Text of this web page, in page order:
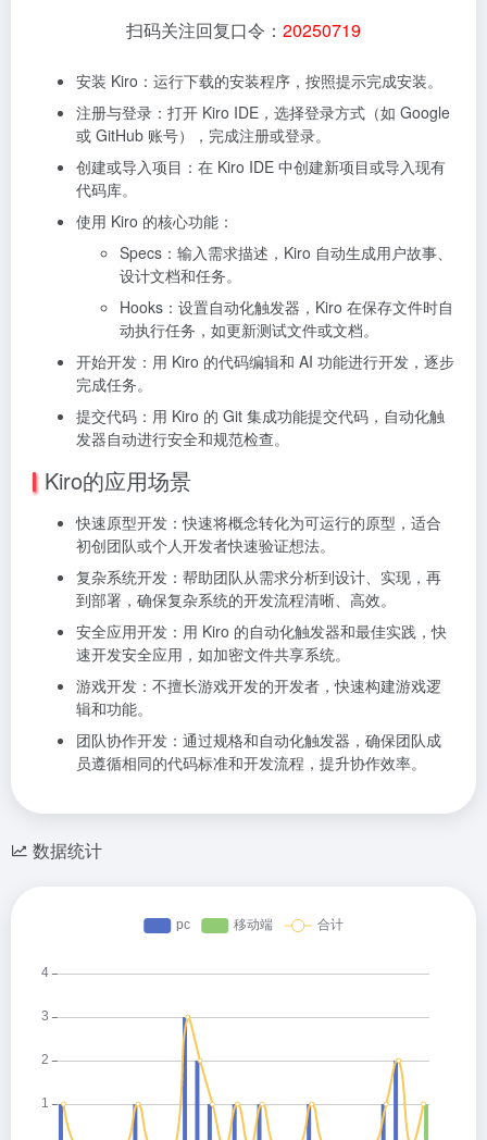
扫码关注回复口令： 20250719
安装 Kiro：运行下载的安装程序，按照提示完成安装。
注册与登录：打开 Kiro IDE，选择登录方式（如 Google
或 GitHub 账号），完成注册或登录。
创建或导入项目：在 Kiro IDE 中创建新项目或导入现有
代码库。
使用 Kiro 的核心功能：
Specs：输入需求描述，Kiro 自动生成用户故事、
设计文档和任务。
Hooks：设置自动化触发器，Kiro 在保存文件时自
动执行任务，如更新测试文件或文档。
开始开发：用 Kiro 的代码编辑和 AI 功能进行开发，逐步
完成任务。
提交代码：用 Kiro 的 Git 集成功能提交代码，自动化触
发器自动进行安全和规范检查。
Kiro的应用场景
快速原型开发：快速将概念转化为可运行的原型，适合
初创团队或个人开发者快速验证想法。
复杂系统开发：帮助团队从需求分析到设计、实现，再
到部署，确保复杂系统的开发流程清晰、高效。
安全应用开发：用 Kiro 的自动化触发器和最佳实践，快
速开发安全应用，如加密文件共享系统。
游戏开发：不擅长游戏开发的开发者，快速构建游戏逻
辑和功能。
团队协作开发：通过规格和自动化触发器，确保团队成
员遵循相同的代码标准和开发流程，提升协作效率。
数据统计